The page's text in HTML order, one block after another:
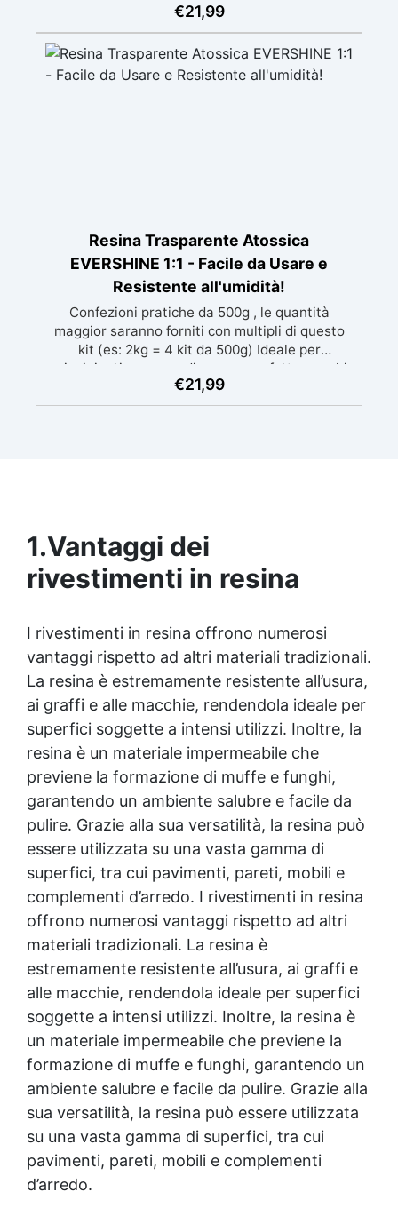
speciali filtri UV Formula densa : non cola via,
in 12-24h garantendo una superficie lucida e
brillante
€21,99
Resina Trasparente Atossica
EVERSHINE 1:1 - Facile da Usare e
Resistente all'umidità!
Confezioni pratiche da 500g , le quantità
maggior saranno forniti con multipli di questo
kit (es: 2kg = 4 kit da 500g) Ideale per
principianti: a prova di errore, perfetta per chi
inizia. Sempre lucida: garantisce una finitura
brillante e uniforme in ogni condizione.
€21,99
1.Vantaggi dei
rivestimenti in resina
I rivestimenti in resina offrono numerosi
vantaggi rispetto ad altri materiali tradizionali.
La resina è estremamente resistente all’usura,
ai graffi e alle macchie, rendendola ideale per
superfici soggette a intensi utilizzi. Inoltre, la
resina è un materiale impermeabile che
previene la formazione di muffe e funghi,
garantendo un ambiente salubre e facile da
pulire. Grazie alla sua versatilità, la resina può
essere utilizzata su una vasta gamma di
superfici, tra cui pavimenti, pareti, mobili e
complementi d’arredo. I rivestimenti in resina
offrono numerosi vantaggi rispetto ad altri
materiali tradizionali. La resina è
estremamente resistente all’usura, ai graffi e
alle macchie, rendendola ideale per superfici
soggette a intensi utilizzi. Inoltre, la resina è
un materiale impermeabile che previene la
formazione di muffe e funghi, garantendo un
ambiente salubre e facile da pulire. Grazie alla
sua versatilità, la resina può essere utilizzata
su una vasta gamma di superfici, tra cui
pavimenti, pareti, mobili e complementi
d’arredo.